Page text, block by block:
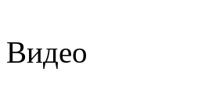
Видео